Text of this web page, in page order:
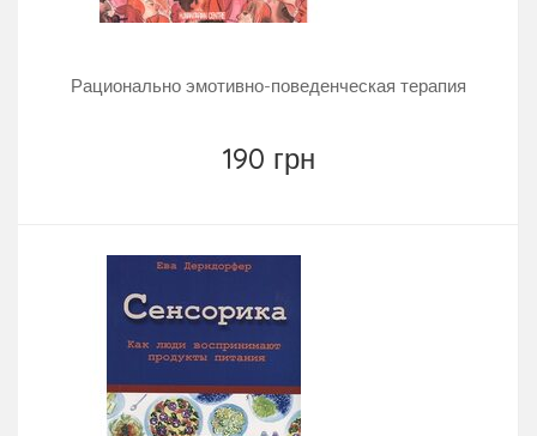
Рационально эмотивно-поведенческая терапия
190 грн